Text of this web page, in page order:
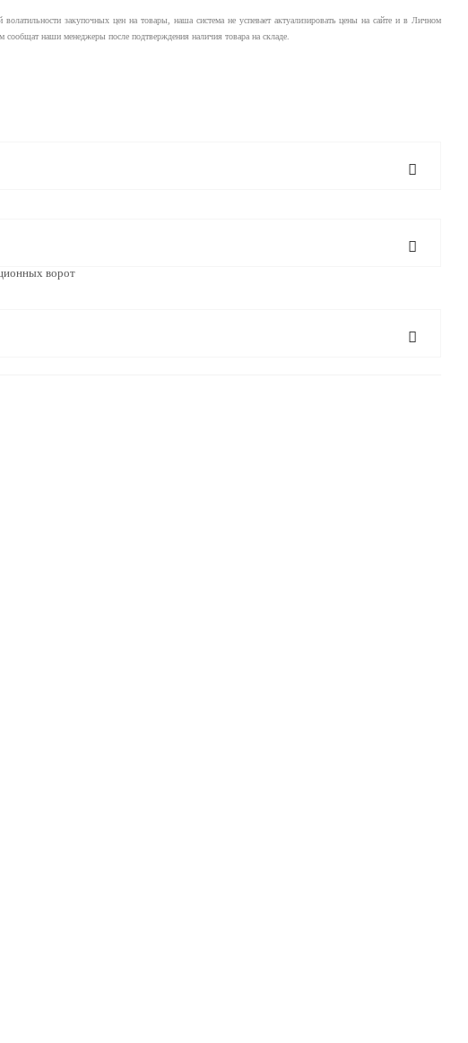
закупочных цен на товары, наша система не успевает актуализировать цены на сайте и в Личном
наши менеджеры после подтверждения наличия товара на складе.
ворот